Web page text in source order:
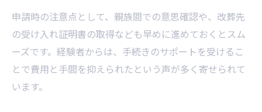
申請時の注意点として、親族間での意思確認や、改葬先
の受け入れ証明書の取得なども早めに進めておくとスム
ーズです。経験者からは、手続きのサポートを受けるこ
とで費用と手間を抑えられたという声が多く寄せられて
います。